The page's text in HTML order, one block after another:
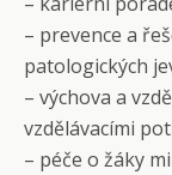
– prevence a
patologických
– výchova a
vzdělávacími
– péče o žáky